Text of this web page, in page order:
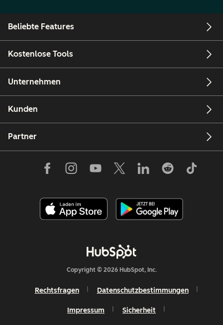
Beliebte Features
Kostenlose Tools
Unternehmen
Kunden
Partner
Copyright © 2026 HubSpot, Inc.
Rechtsfragen Datenschutzbestimmungen
Impressum Sicherheit